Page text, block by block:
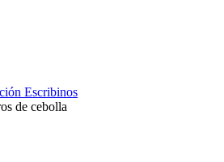
Escribinos
de cebolla